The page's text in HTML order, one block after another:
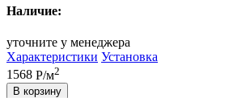
Наличие:
уточните у менеджера
Характеристики Установка
1568 Р/м2
В корзину